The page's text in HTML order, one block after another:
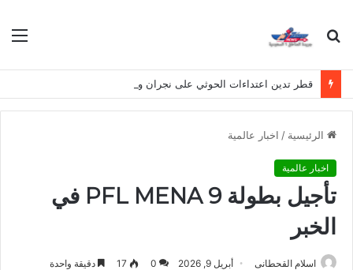
بحث
الرئيسية / اخبار عالمية
اخبار عالمية
تأجيل بطولة PFL MENA 9 في
الخبر
اسلام القحطانى أبريل 9, 2026 0
17 دقيقة واحدة